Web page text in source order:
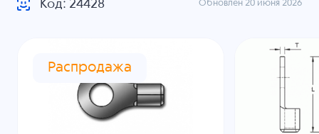
Код: 24428 Обновлен 20 июня 2026
Распродажа